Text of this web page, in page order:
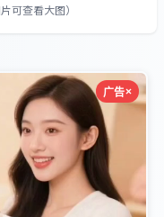
可查看大图）